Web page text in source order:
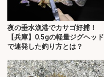
夜の垂水漁港でカサゴ好捕！
【兵庫】0.5gの軽量ジグヘッド
で連発した釣り方とは？